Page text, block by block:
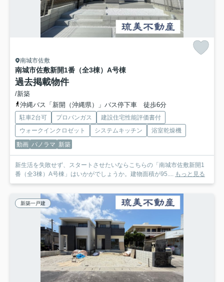
南城市佐敷
南城市佐敷新開1番（全3棟）A号棟
過去掲載物件
/新築
沖縄バス「新開（沖縄県）」バス停下車 徒歩6分
駐車2台可 プロパンガス
建設住宅性能評価書付
ウォークインクロゼット
システムキッチン
浴室乾燥機
動画 パノラマ 新築
新生活を失敗せず、スタートさせたいならこちらの「南城市佐敷新開1
番（全3棟）A号棟」はいかがでしょうか。建物面積が95....
もっと見る
新築一戸建